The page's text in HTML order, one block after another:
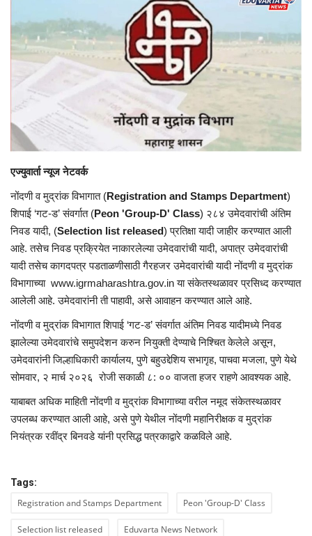
एज्युवार्ता न्यूज नेटवर्क
नोंदणी व मुद्रांक विभागात (Registration and Stamps Department)
शिपाई ‘गट-ड’ संवर्गात (Peon 'Group-D' Class) २८४ उमेदवारांची अंतिम
निवड यादी, (Selection list released) प्रतिक्षा यादी जाहीर करण्यात आली
आहे. तसेच निवड प्रक्रियेत नाकारलेल्या उमेदवारांची यादी, अपात्र उमेदवारांची
यादी तसेच कागदपत्र पडताळणीसाठी गैरहजर उमेदवारांची यादी नोंदणी व मुद्रांक
विभागाच्या www.igrmaharashtra.gov.in या संकेतस्थळावर प्रसिध्द करण्यात
आलेली आहे. उमेदवारांनी ती पाहावी, असे आवाहन करण्यात आले आहे.
नोंदणी व मुद्रांक विभागात शिपाई ‘गट-ड’ संवर्गात अंतिम निवड यादीमध्ये निवड
झालेल्या उमेदवारांचे समुपदेशन करुन नियुक्ती देण्याचे निश्चित केलेले असून,
उमेदवारांनी जिल्हाधिकारी कार्यालय, पुणे बहुउद्देशिय सभागृह, पाचवा मजला, पुणे येथे
सोमवार, २ मार्च २०२६ रोजी सकाळी ८: ०० वाजता हजर राहणे आवश्यक आहे.
याबाबत अधिक माहिती नोंदणी व मुद्रांक विभागाच्या वरील नमूद संकेतस्थळावर
उपलब्ध करण्यात आली आहे, असे पुणे येथील नोंदणी महानिरीक्षक व मुद्रांक
नियंत्रक रवींद्र बिनवडे यांनी प्रसिद्ध पत्रकाद्वारे कळविले आहे.
Tags:
Registration and Stamps Department Peon 'Group-D' Class
Selection list released Eduvarta News Network